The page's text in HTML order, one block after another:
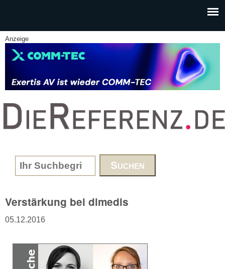
Anzeige
www.DieReferenz.de
Search form
Verstärkung bei dimedis
05.12.2016